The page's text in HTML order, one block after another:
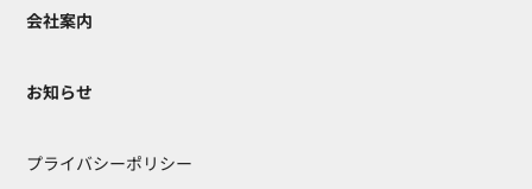
会社案内
お知らせ
プライバシーポリシー